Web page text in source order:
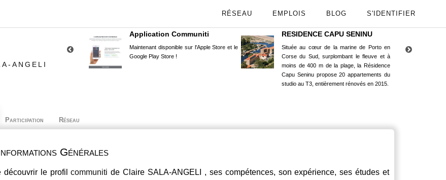
RÉSEAU EMPLOIS BLOG S'IDENTIFIER
ANGELI
Application Communiti
Maintenant disponible sur l'Apple Store et le
Google Play Store !
RESIDENCE CAPU SENINU
Située au cœur de la marine de Porto en
Corse du Sud, surplombant le fleuve et à
moins de 400 m de la plage, la Résidence
Capu Seninu propose 20 appartements du
studio au T3, entièrement rénovés en 2015.
Participation Réseau
Générales
découvrir le profilcommuniti de Claire SALA-ANGELI , ses compétences, son expérience, ses études et